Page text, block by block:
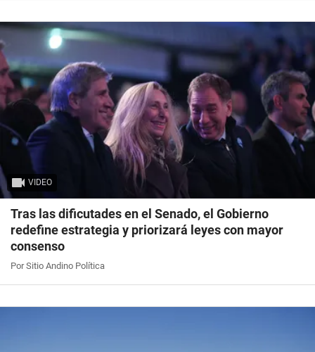
VIDEO
Tras las dificutades en el Senado, el Gobierno
redefine estrategia y priorizará leyes con mayor
consenso
Por Sitio Andino Política